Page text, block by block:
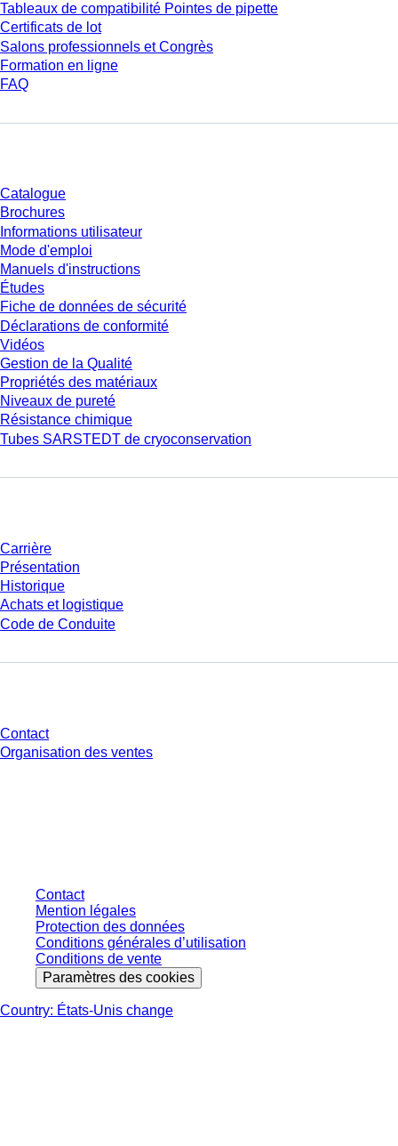
Tableaux de compatibilité Pointes de pipette
Certificats de lot
Salons professionnels et Congrès
Formation en ligne
FAQ
Catalogue
Brochures
Informations utilisateur
Mode d'emploi
Manuels d'instructions
Études
Fiche de données de sécurité
Déclarations de conformité
Vidéos
Gestion de la Qualité
Propriétés des matériaux
Niveaux de pureté
Résistance chimique
Tubes SARSTEDT de cryoconservation
Carrière
Présentation
Historique
Achats et logistique
Code de Conduite
Contact
Organisation des ventes
Contact
Mention légales
Protection des données
Conditions générales d’utilisation
Conditions de vente
Paramètres des cookies
Country: États-Unis change